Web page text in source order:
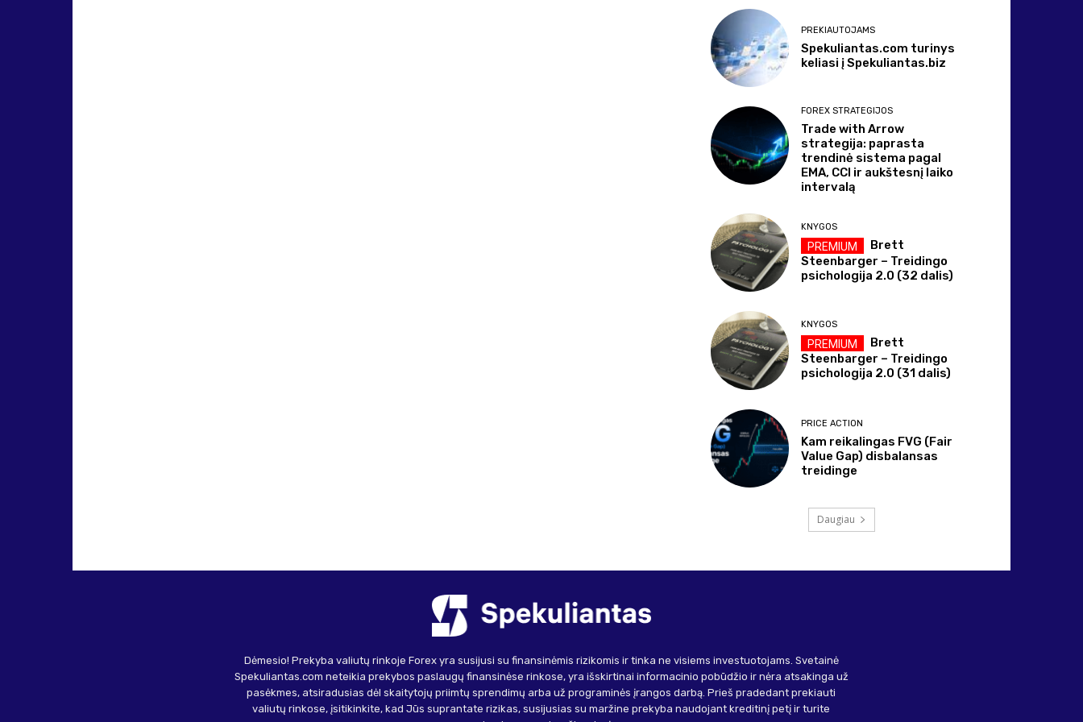
PREKIAUTOJAMS
Spekuliantas.com turinys
keliasi į Spekuliantas.biz
FOREX STRATEGIJOS
Trade with Arrow
strategija: paprasta
trendinė sistema pagal
EMA, CCI ir aukštesnį laiko
intervalą
KNYGOS
Brett
Steenbarger – Treidingo
psichologija 2.0 (32 dalis)
KNYGOS
Brett
Steenbarger – Treidingo
psichologija 2.0 (31 dalis)
PRICE ACTION
Kam reikalingas FVG (Fair
Value Gap) disbalansas
treidinge
Daugiau
Dėmesio! Prekyba valiutų rinkoje Forex yra susijusi su finansinėmis rizikomis ir tinka ne visiems investuotojams. Svetainė
Spekuliantas.com neteikia prekybos paslaugų finansinėse rinkose, yra išskirtinai informacinio pobūdžio ir nėra atsakinga už
pasėkmes, atsiradusias dėl skaitytojų priimtų sprendimų arba už programinės įrangos darbą. Prieš pradedant prekiauti
valiutų rinkose, įsitikinkite, kad Jūs suprantate rizikas, susijusias su maržine prekyba naudojant kreditinį petį ir turite